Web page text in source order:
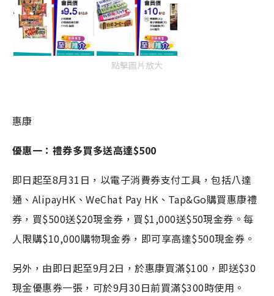
點擊圖片放大
惠康
優惠一：禮券多買多送高達$500
即日起至8月31日，以電子消費券支付工具，包括八達
通、AlipayHK、WeChat Pay HK、Tap&Go購買惠康禮
券，買$500送$20現金券，買$1,000送$50現金券。每
人限購$10,000購物現金券，即可享高達$500現金券。
另外，由即日起至9月2日，於惠康買滿$100，即送$30
現⾦優惠券⼀張，可於9月30日前買滿$300時使用。